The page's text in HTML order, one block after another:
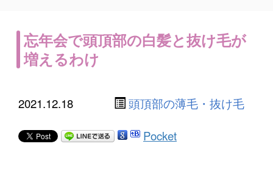
忘年会で頭頂部の白髪と抜け毛が
増えるわけ
2021.12.18 頭頂部の薄毛・抜け毛
Pocket